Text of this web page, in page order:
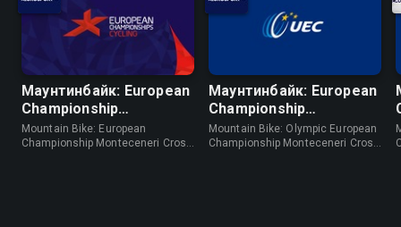
Маунтинбайк: European
Championship
Monteceneri
Олимпийский кросс-
Mountain Bike: European
Championship Monteceneri Cross
Маунтинбайк: European
Championship
Олимпийский кросс-
кантри Monteceneri
Mountain Bike: Olympic European
Championship Monteceneri Cross